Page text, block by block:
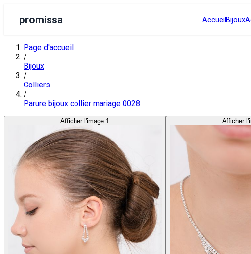
promissa AccueilBijoux
Page d'accueil
/
Bijoux
/
Colliers
/
Parure bijoux collier mariage 0028
Afficher l'image 1 Afficher